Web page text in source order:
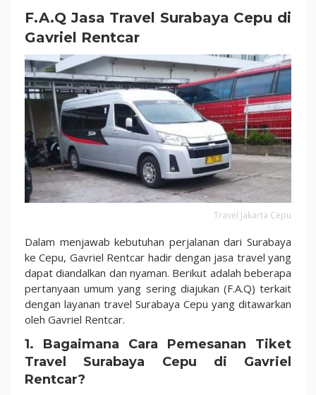
F.A.Q Jasa Travel Surabaya Cepu di
Gavriel Rentcar
Travel Jakarta Cepu
Dalam menjawab kebutuhan perjalanan dari Surabaya
ke Cepu, Gavriel Rentcar hadir dengan jasa travel yang
dapat diandalkan dan nyaman. Berikut adalah beberapa
pertanyaan umum yang sering diajukan (F.A.Q) terkait
dengan layanan travel Surabaya Cepu yang ditawarkan
oleh Gavriel Rentcar.
1. Bagaimana Cara Pemesanan Tiket
Travel Surabaya Cepu di Gavriel
Rentcar?